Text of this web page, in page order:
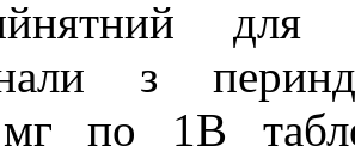
для
з
по 1В